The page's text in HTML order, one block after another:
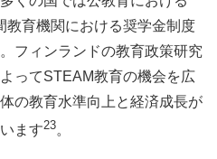
教育機関における奨学金制度
フィンランドの教育政策研究
ってSTEAM教育の機会を広
の教育水準向上と経済成長が
ます23。